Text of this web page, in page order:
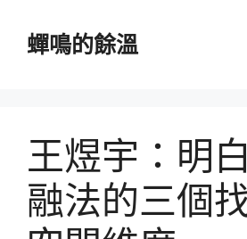
蟬鳴的餘溫
王煜宇：明
融法的三個